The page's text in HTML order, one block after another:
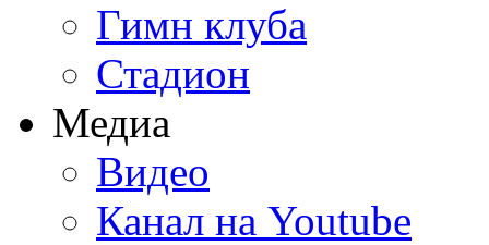
Гимн клуба
Стадион
Медиа
Видео
Канал на Youtube